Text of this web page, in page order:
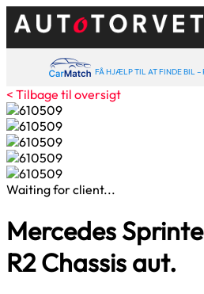
FÅ HJÆLP TIL AT FINDE BIL –
< Tilbage til oversigt
Waiting for client...
Mercedes
R2 Chassis aut.